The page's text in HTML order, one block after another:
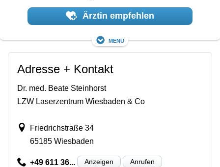
Ärztin empfehlen
Menü
Adresse + Kontakt
Dr. med. Beate Steinhorst
LZW Laserzentrum Wiesbaden & Co
Friedrichstraße 34
65185 Wiesbaden
+49 611 36... Anzeigen Anrufen